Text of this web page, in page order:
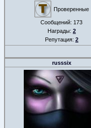
Проверенные
Сообщений: 173
Награды: 2
Репутация: 2
russsix